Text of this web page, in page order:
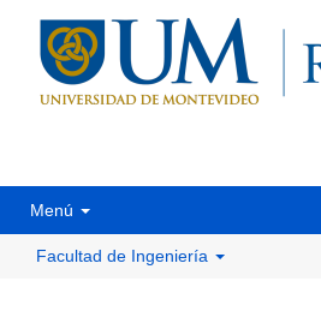
Menú
Facultad de Ingeniería